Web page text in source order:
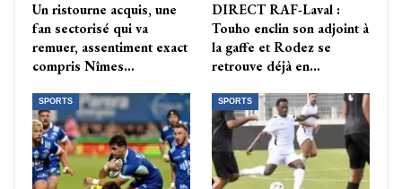
Un ristourne acquis, une
fan sectorisé qui va
remuer, assentiment exact
compris Nîmes…
DIRECT RAF-Laval :
Touho enclin son adjoint à
la gaffe et Rodez se
retrouve déjà en…
SPORTS SPORTS